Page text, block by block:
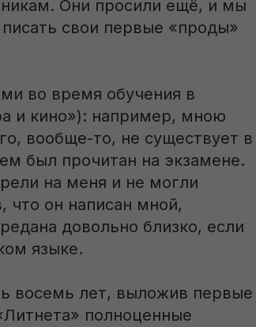
Они просили ещё, и мы
свои первые «проды»
во время обучения в
и кино»): например, мною
вообще-то, не существует в
был прочитан на экзамене.
на меня и не могли
что он написан мной,
довольно близко, если
языке.
восемь лет, выложив первые
полноценные